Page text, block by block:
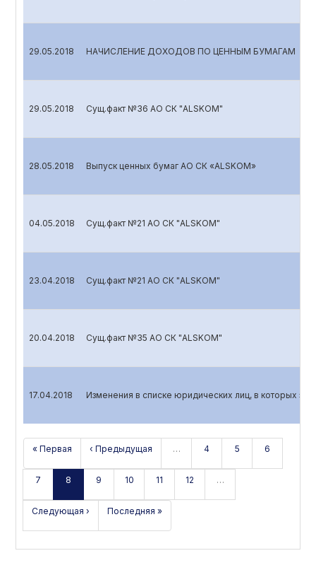
29.05.2018 НАЧИСЛЕНИЕ ДОХОДОВ ПО ЦЕННЫМ БУМАГАМ
29.05.2018 Сущ.факт №36 АО СК "ALSKOM"
28.05.2018 Выпуск ценных бумаг АО СК «ALSKOM»
04.05.2018 Сущ.факт №21 АО СК "ALSKOM"
23.04.2018 Сущ.факт №21 АО СК "ALSKOM"
20.04.2018 Сущ.факт №35 АО СК "ALSKOM"
17.04.2018 Изменения в списке юридических лиц, в которых
« Первая ‹ Предыдущая … 4 5 6
7 8 9 10 11 12 …
Следующая › Последняя »